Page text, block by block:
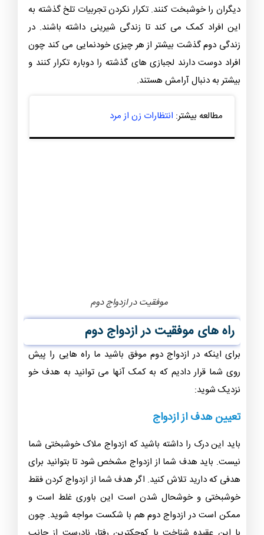
دیگران را خوشبخت کنند. تکرار نکردن تجربیات تلخ گذشته به
این افراد کمک می کند تا زندگی شیرینی داشته باشند. در
زندگی دوم گذشت بیشتر از هر چیزی خودنمایی می کند چون
افراد دوست دارند لجبازی های گذشته را دوباره تکرار کنند و
بیشتر به دنبال آرامش هستند.‌
مطالعه بیشتر: انتظارات زن از مرد
موفقیت در ازدواج دوم
راه های موفقیت در ازدواج دوم
برای اینکه در ازدواج دوم موفق باشید ما راه هایی را پیش
روی شما قرار دادیم که به کمک آنها می توانید به هدف خو
نزدیک شوید:
تعیین هدف از ازدواج
باید این درک را داشته باشید که ازدواج ملاک خوشبختی شما
نیست. باید هدف شما از ازدواج مشخص شود تا بتوانید برای
هدفی که دارید تلاش کنید. اگر هدف شما از ازدواج کردن فقط
خوشبختی و خوشحال شدن است این باوری غلط است و
ممکن است در ازدواج دوم هم با شکست مواجه شوید. چون